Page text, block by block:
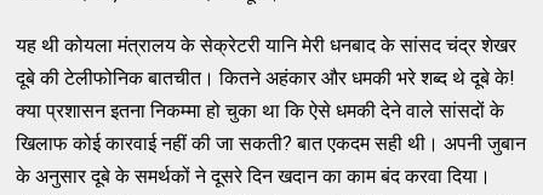
यह थी कोयला मंत्रालय के सेक्रेटरी यानि मेरी धनबाद के सांसद चंद्र शेखर
दूबे की टेलीफोनिक बातचीत। कितने अहंकार और धमकी भरे शब्द थे दूबे के!
क्या प्रशासन इतना निकम्मा हो चुका था कि ऐसे धमकी देने वाले सांसदों के
खिलाफ कोई कारवाई नहीं की जा सकती? बात एकदम सही थी। अपनी जुबान
के अनुसार दूबे के समर्थकों ने दूसरे दिन खदान का काम बंद करवा दिया।